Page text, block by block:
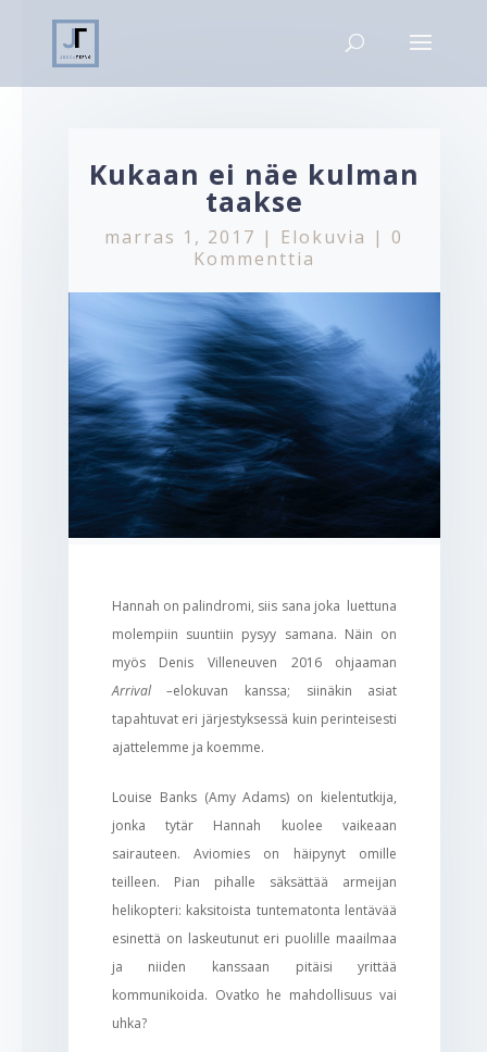
Kukaan ei näe kulman
taakse
marras 1, 2017 | Elokuvia | 0
Kommenttia
Hannah on palindromi, siis sana joka luettuna
molempiin suuntiin pysyy samana. Näin on
myös Denis Villeneuven 2016 ohjaaman
Arrival –elokuvan kanssa; siinäkin asiat
tapahtuvat eri järjestyksessä kuin perinteisesti
ajattelemme ja koemme.
Louise Banks (Amy Adams) on kielentutkija,
jonka tytär Hannah kuolee vaikeaan
sairauteen. Aviomies on häipynyt omille
teilleen. Pian pihalle säksättää armeijan
helikopteri: kaksitoista tuntematonta lentävää
esinettä on laskeutunut eri puolille maailmaa
ja niiden kanssaan pitäisi yrittää
kommunikoida. Ovatko he mahdollisuus vai
uhka?